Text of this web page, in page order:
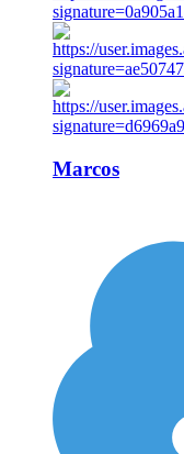
Marcos